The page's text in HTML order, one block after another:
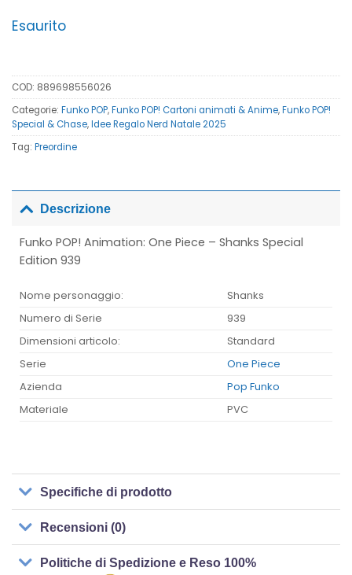
Esaurito
COD: 889698556026
Categorie: Funko POP,Funko POP! Cartoni animati & Anime,Funko POP!
Special & Chase,Idee Regalo Nerd Natale 2025
Tag: Preordine
Descrizione
Funko POP! Animation: One Piece – Shanks Special
Edition 939
Nome personaggio:
Shanks
Numero di Serie
939
Dimensioni articolo:
Standard
Serie
One Piece
Azienda
Pop Funko
Materiale
PVC
Specifiche di prodotto
Recensioni (0)
Politiche di Spedizione e Reso 100%